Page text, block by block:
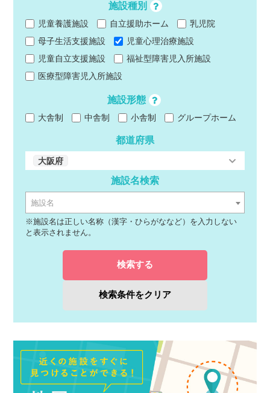
施設種別
児童養護施設 自立援助ホーム
乳児院
母子生活支援施設
児童心理治療施設
児童自立支援施設
福祉型障害児入所施設
医療型障害児入所施設
施設形態
大舎制 中舎制 小舎制 グループホーム
都道府県
大阪府
施設名検索
施設名
※施設名は正しい名称（漢字・ひらがななど）を入力しない
と表示されません。
検索する
検索条件をクリア